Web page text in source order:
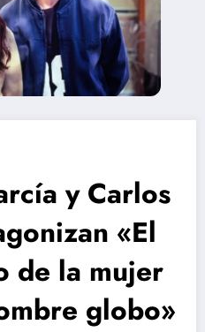
y Carlos
«El
de la mujer
globo»